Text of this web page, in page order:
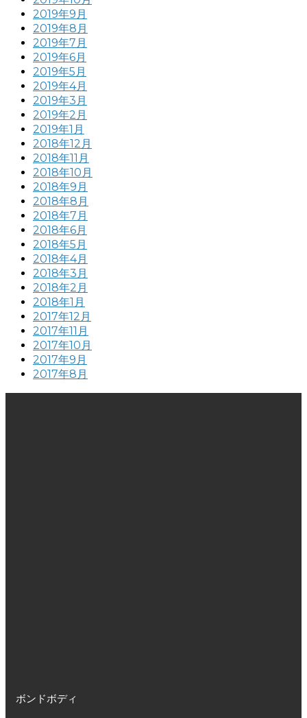
2019年9月
2019年8月
2019年7月
2019年6月
2019年5月
2019年4月
2019年3月
2019年2月
2019年1月
2018年12月
2018年11月
2018年10月
2018年9月
2018年8月
2018年7月
2018年6月
2018年5月
2018年4月
2018年3月
2018年2月
2018年1月
2017年12月
2017年11月
2017年10月
2017年9月
2017年8月
ボンドボディ